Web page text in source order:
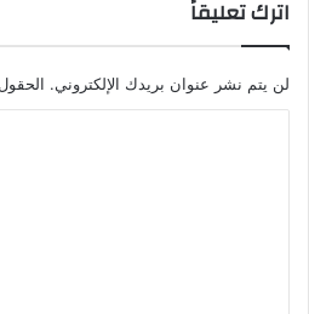
اترك تعليقاً
لن يتم نشر عنوان بريدك الإلكتروني.